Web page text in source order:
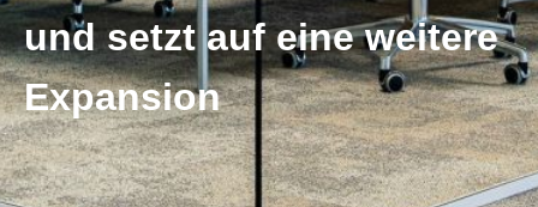
und setzt auf eine weitere
Expansion